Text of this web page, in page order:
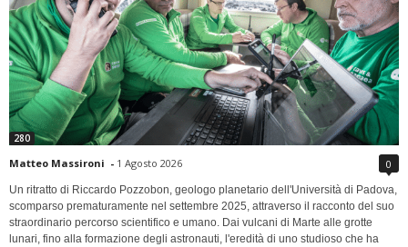
280
Matteo Massironi - 1 Agosto 2026 0
Un ritratto di Riccardo Pozzobon, geologo planetario dell'Università di Padova,
scomparso prematuramente nel settembre 2025, attraverso il racconto del suo
straordinario percorso scientifico e umano. Dai vulcani di Marte alle grotte
lunari, fino alla formazione degli astronauti, l'eredità di uno studioso che ha